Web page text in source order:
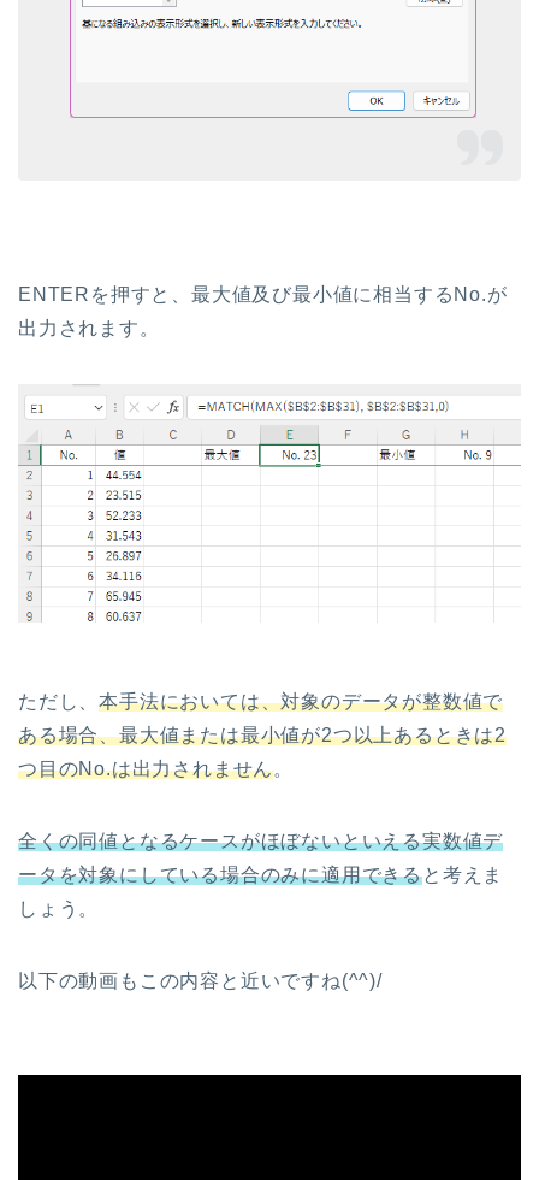
ENTERを押すと、最大値及び最小値に相当するNo.が
出力されます。
ただし、本手法においては、対象のデータが整数値で
ある場合、最大値または最小値が2つ以上あるときは2
つ目のNo.は出力されません。
全くの同値となるケースがほぼないといえる実数値デ
ータを対象にしている場合のみに適用できると考えま
しょう。
以下の動画もこの内容と近いですね(^^)/